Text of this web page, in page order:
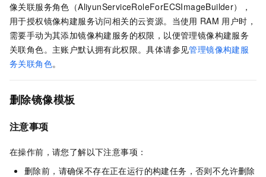
像关联服务角色（AliyunServiceRoleForECSImageBuilder），
用于授权镜像构建服务访问相关的云资源。当使用 RAM 用户时，
需要手动为其添加镜像构建服务的权限，以便管理镜像构建服务
关联角色。主账户默认拥有此权限。具体请参见管理镜像构建服
务关联角色。
删除镜像模板
注意事项
在操作前，请您了解以下注意事项：
删除前，请确保不存在正在运行的构建任务，否则不允许删除